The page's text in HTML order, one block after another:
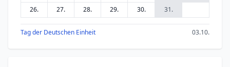
26.
27. 28. 29. 30. 31.
Tag der Deutschen Einheit 03.10.